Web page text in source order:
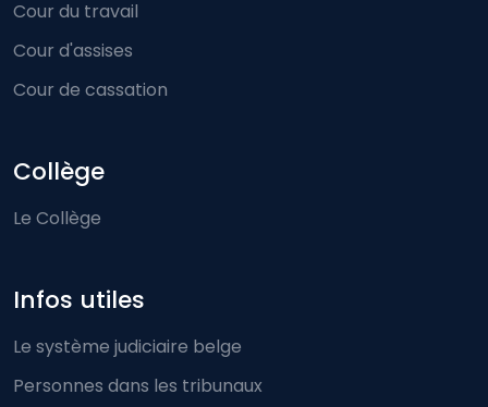
Cour du travail
Cour d'assises
Cour de cassation
Collège
Le Collège
Infos utiles
Le système judiciaire belge
Personnes dans les tribunaux